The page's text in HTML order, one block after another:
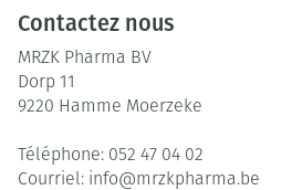
Contactez nous
MRZK Pharma BV
Dorp 11
9220 Hamme Moerzeke
Téléphone: 052 47 04 02
Courriel: info@mrzkpharma.be